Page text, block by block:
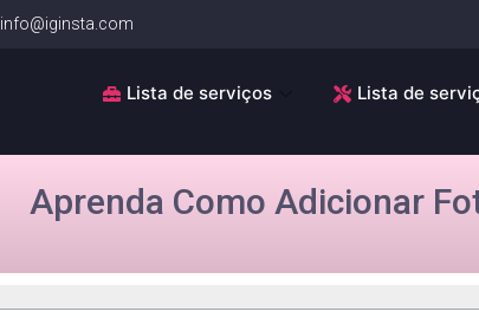
info@iginsta.com
Lista de serviços Lista de
Aprenda Como Adicionar